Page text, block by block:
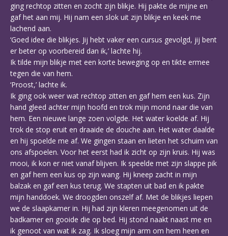
ging rechtop zitten en zocht zijn blikje. Hij pakte de mijne en
gaf het aan mij. Hij nam een slok uit zijn blikje en keek me
lachend aan.
‘Goed idee die blikjes. Jij hebt vaker een cursus gevolgd, jij bent
er beter op voorbereid dan ik,’ lachte hij.
Ik tilde mijn blikje met een korte beweging op en tikte ermee
tegen die van hem.
‘Proost,’ lachte ik.
Ik ging ook weer wat rechtop zitten en gaf hem een kus. Zijn
hand gleed achter mijn hoofd en trok mijn mond naar die van
hem. Een nieuwe lange zoen volgde. Het water koelde af. Hij
trok de stop eruit en draaide de douche aan. Het water daalde
en hij spoelde me af. We gingen staan en lieten het schuim van
ons afspoelen. Voor het eerst had ik zicht op zijn kruis. Hij was
mooi, ik kon er niet vanaf blijven. Ik speelde met zijn slappe pik
en gaf hem een kus op zijn wang. Hij kneep zacht in mijn
balzak en gaf een kus terug. We stapten uit bad en ik pakte
mijn handdoek. We droogden onszelf af. Met de blikjes liepen
we de slaapkamer in. Hij had zijn kleren meegenomen uit de
badkamer en gooide die op bed. Hij stond naakt naast me en
ik genoot van wat ik zag. Ik sloeg mijn arm om hem heen en